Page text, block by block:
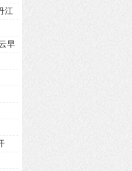
江
早